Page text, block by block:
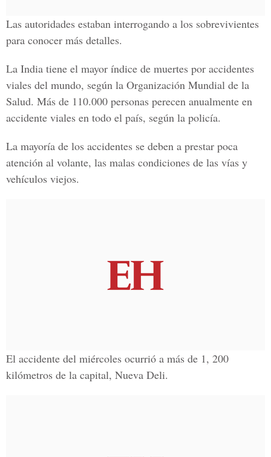
Las autoridades estaban interrogando a los sobrevivientes
para conocer más detalles.
La India tiene el mayor índice de muertes por accidentes
viales del mundo, según la Organización Mundial de la
Salud. Más de 110.000 personas perecen anualmente en
accidente viales en todo el país, según la policía.
La mayoría de los accidentes se deben a prestar poca
atención al volante, las malas condiciones de las vías y
vehículos viejos.
El accidente del miércoles ocurrió a más de 1, 200
kilómetros de la capital, Nueva Deli.